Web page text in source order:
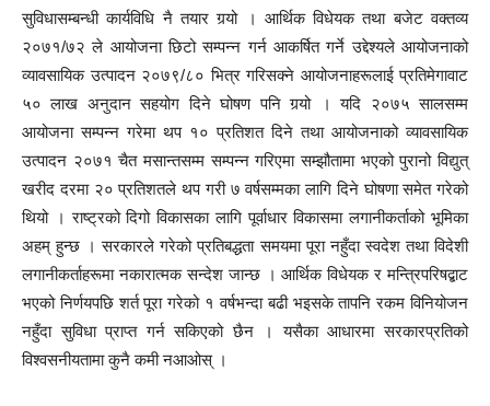
सुविधासम्बन्धी कार्यविधि नै तयार गर्‍यो । आर्थिक विधेयक तथा बजेट वक्तव्य
२०७१/७२ ले आयोजना छिटो सम्पन्न गर्न आकर्षित गर्ने उद्देश्यले आयोजनाको
व्यावसायिक उत्पादन २०७९/८० भित्र गरिसक्ने आयोजनाहरूलाई प्रतिमेगावाट
५० लाख अनुदान सहयोग दिने घोषण पनि गर्‍यो । यदि २०७५ सालसम्म
आयोजना सम्पन्न गरेमा थप १० प्रतिशत दिने तथा आयोजनाको व्यावसायिक
उत्पादन २०७१ चैत मसान्तसम्म सम्पन्न गरिएमा सम्झौतामा भएको पुरानो विद्युत्
खरीद दरमा २० प्रतिशतले थप गरी ७ वर्षसम्मका लागि दिने घोषणा समेत गरेको
थियो । राष्ट्रको दिगो विकासका लागि पूर्वाधार विकासमा लगानीकर्ताको भूमिका
अहम् हुन्छ । सरकारले गरेको प्रतिबद्धता समयमा पूरा नहुँदा स्वदेश तथा विदेशी
लगानीकर्ताहरूमा नकारात्मक सन्देश जान्छ । आर्थिक विधेयक र मन्त्रिपरिषद्बाट
भएको निर्णयपछि शर्त पूरा गरेको १ वर्षभन्दा बढी भइसके तापनि रकम विनियोजन
नहुँदा सुविधा प्राप्त गर्न सकिएको छैन । यसैका आधारमा सरकारप्रतिको
विश्वसनीयतामा कुनै कमी नआओस् ।